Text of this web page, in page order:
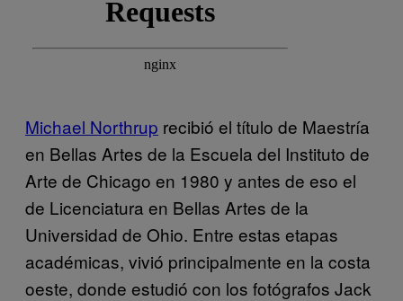
Michael Northrup recibió el título de Maestría
en Bellas Artes de la Escuela del Instituto de
Arte de Chicago en 1980 y antes de eso el
de Licenciatura en Bellas Artes de la
Universidad de Ohio. Entre estas etapas
académicas, vivió principalmente en la costa
oeste, donde estudió con los fotógrafos Jack